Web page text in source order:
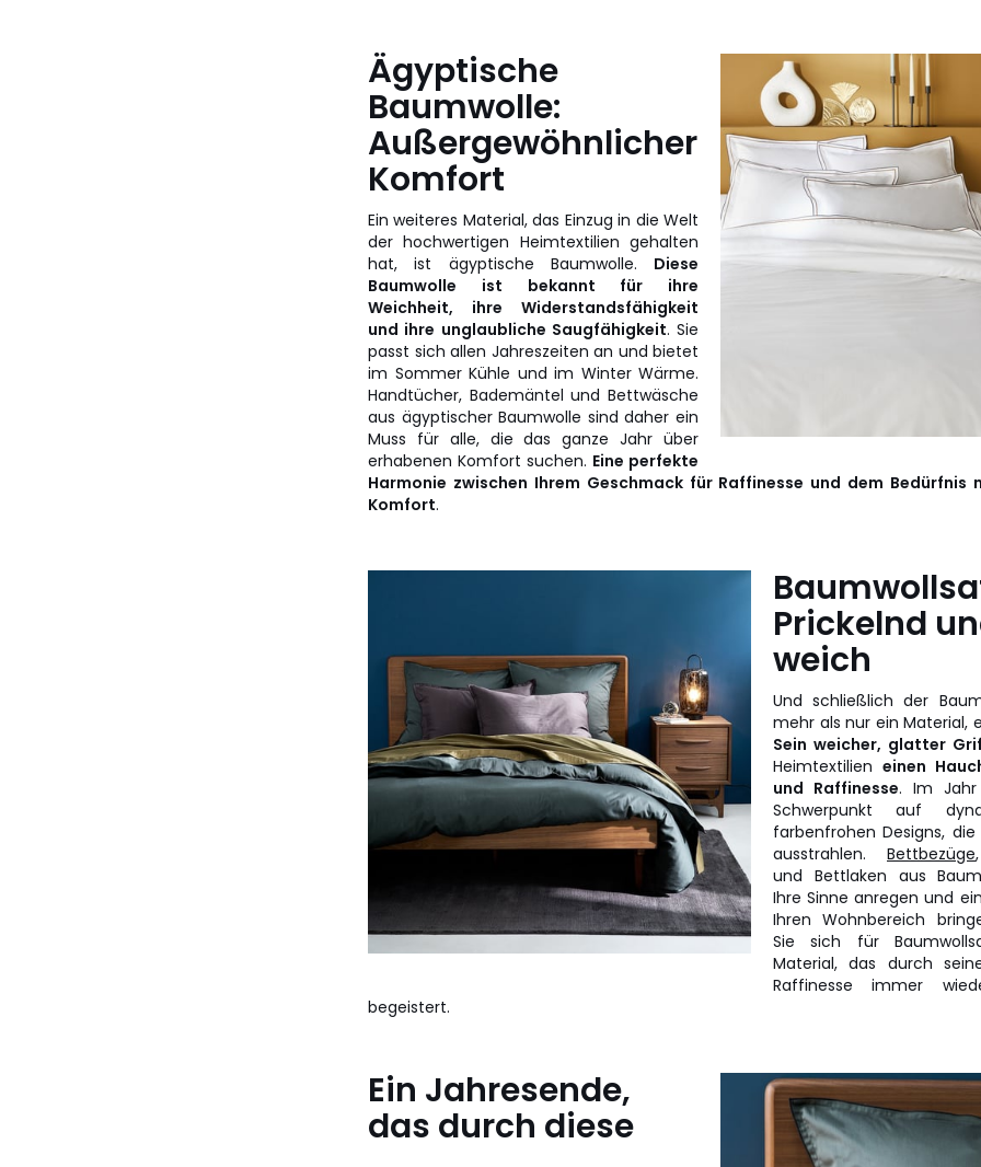
Ägyptische
Baumwolle:
Außergewöhnlicher
Komfort
Ein weiteres Material, das Einzug in die Welt
der hochwertigen Heimtextilien gehalten
hat, ist ägyptische Baumwolle. Diese
Baumwolle ist bekannt für ihre
Weichheit, ihre Widerstandsfähigkeit
und ihre unglaubliche Saugfähigkeit. Sie
passt sich allen Jahreszeiten an und bietet
im Sommer Kühle und im Winter Wärme.
Handtücher, Bademäntel und Bettwäsche
aus ägyptischer Baumwolle sind daher ein
Muss für alle, die das ganze Jahr über
erhabenen Komfort suchen. Eine perfekte
Harmonie zwischen Ihrem Geschmack für Raffinesse und dem Bedürfnis
Komfort.
Prickelnd
weich
Und schließlich der
mehr als nur ein Material,
Sein weicher, glatter
Heimtextilien einen
und Raffinesse. Im
Schwerpunkt auf
farbenfrohen Designs, die
ausstrahlen. Bettbezüge
und Bettlaken aus
Ihre Sinne anregen und
Ihren Wohnbereich
Sie sich für
Material, das durch
Raffinesse immer
begeistert.
Ein Jahresende,
das durch diese